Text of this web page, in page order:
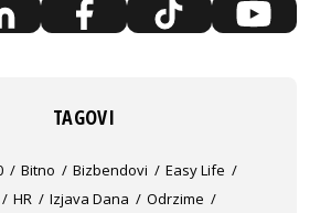
TAGOVI
Bitno Bizbendovi
Easy Life
HR Izjava Dana
Odrzime